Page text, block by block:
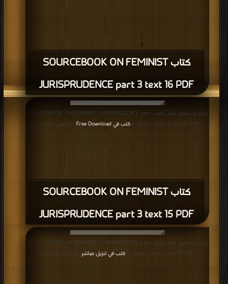
كتاب SOURCEBOOK ON FEMINIST
JURISPRUDENCE part 3 text 16 PDF
كتاب SOURCEBOOK ON FEMINIST
JURISPRUDENCE part 3 text 15 PDF
قراءة و تحميل كتاب كتاب SOURCEBOOK ON FEMINIST JURISPRUDENCE part
3 text 15 PDF مجانا | مكتبة >
كتب في Free Download | التحميل : مرة/مرات
قراءة و تحميل كتاب كتاب SOURCEBOOK ON FEMINIST JURISPRUDENCE part
3 text 14 PDF مجانا | مكتبة >
كتب في تنزيل مباشر | التحميل : مرة/مرات